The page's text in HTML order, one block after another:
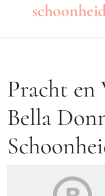
Pracht
Bella